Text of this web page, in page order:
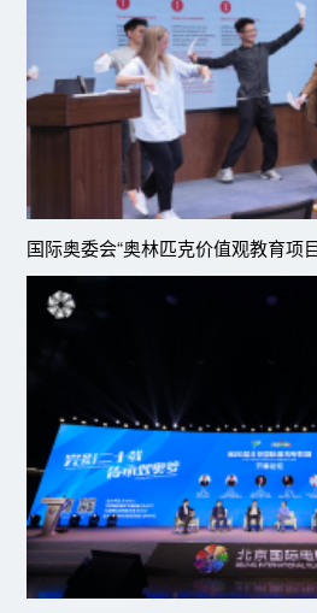
国际奥委会“奥林匹克价值观教育项